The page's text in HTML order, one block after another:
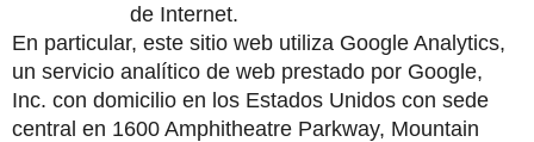
de Internet.
En particular, este sitio web utiliza Google Analytics,
un servicio analítico de web prestado por Google,
Inc. con domicilio en los Estados Unidos con sede
central en 1600 Amphitheatre Parkway, Mountain